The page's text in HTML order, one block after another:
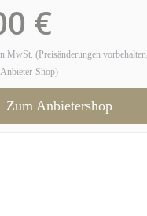
€
MwSt. (Preisänderungen
Shop)
Zum Anbietershop